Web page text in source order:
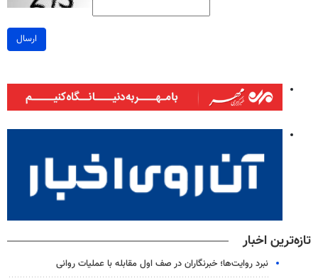
ارسال
تازه‌ترین اخبار
نبرد روایت‌ها؛ خبرنگاران در صف اول مقابله با عملیات روانی